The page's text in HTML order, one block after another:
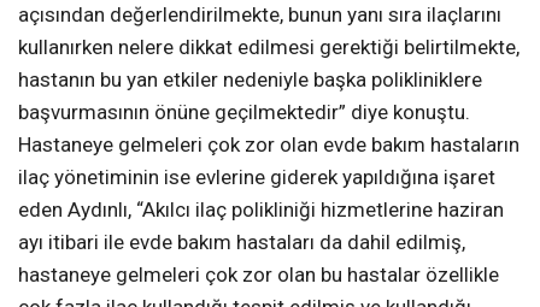
açısından değerlendirilmekte, bunun yanı sıra ilaçlarını
kullanırken nelere dikkat edilmesi gerektiği belirtilmekte,
hastanın bu yan etkiler nedeniyle başka polikliniklere
başvurmasının önüne geçilmektedir” diye konuştu.
Hastaneye gelmeleri çok zor olan evde bakım hastaların
ilaç yönetiminin ise evlerine giderek yapıldığına işaret
eden Aydınlı, “Akılcı ilaç polikliniği hizmetlerine haziran
ayı itibari ile evde bakım hastaları da dahil edilmiş,
hastaneye gelmeleri çok zor olan bu hastalar özellikle